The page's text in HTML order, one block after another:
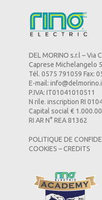
DEL MORINO s.r.l – Via
Caprese Michelangelo
Tél. 0575 791059 Fax:
E-mail:
P.IVA: IT01041010511
N rile. inscription RI
Capital social €
RI AR N° REA 81362
POLITIQUE DE
COOKIES –CREDITS